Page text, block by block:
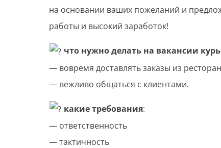
на основании ваших пожеланий и
работы и высокий заработок!
что нужно делать на вакансии
— вовремя доставлять заказы из
— вежливо общаться с клиентами.
какие требования:
— ответственность
— тактичность